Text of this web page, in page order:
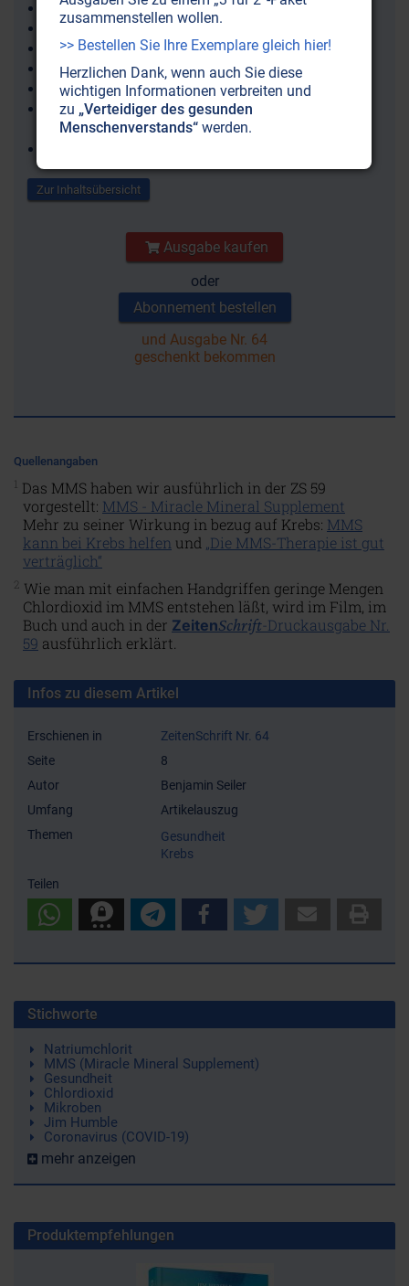
Schweinegrippe: Gefährliche Impfungen
Mobilfunk: Tötet er unsere Vögel und Bienen?
MMS: Den Körper von Erregern befreien
Pflanzen: Sie sehen, hören, sprechen und fühlen
Blumen: veredelt mit heiliger Geometrie
Pentagramm & Pyramide: Die Bedeutung uralter
Symbole
Zur Inhaltsübersicht
Ausgabe kaufen
oder
Abonnement bestellen
und Ausgabe Nr. 64
geschenkt bekommen
Quellenangaben
1 Das MMS haben wir ausführlich in der ZS 59
vorgestellt: MMS - Miracle Mineral Supplement
Mehr zu seiner Wirkung in bezug auf Krebs: MMS
kann bei Krebs helfen und „Die MMS-Therapie ist gut
verträglich“
Wie man mit einfachen Handgriffen geringe Mengen
Chlordioxid im MMS entstehen läßt, wird im Film, im
Buch und auch in der ZeitenSchrift-Druckausgabe Nr.
59 ausführlich erklärt.
Infos zu diesem Artikel
Erschienen in
ZeitenSchrift Nr. 64
Seite
8
Autor
Benjamin Seiler
Umfang
Artikelauszug
Themen
Gesundheit
Krebs
Teilen
Stichworte
Natriumchlorit
MMS (Miracle Mineral Supplement)
Gesundheit
Chlordioxid
Mikroben
Jim Humble
Coronavirus (COVID-19)
mehr anzeigen
Produktempfehlungen
zusammenstellen wollen.
>> Bestellen Sie Ihre Exemplare gleich hier!
Herzlichen Dank, wenn auch Sie diese
wichtigen Informationen verbreiten und
zu „Verteidiger des gesunden
Menschenverstands“ werden.